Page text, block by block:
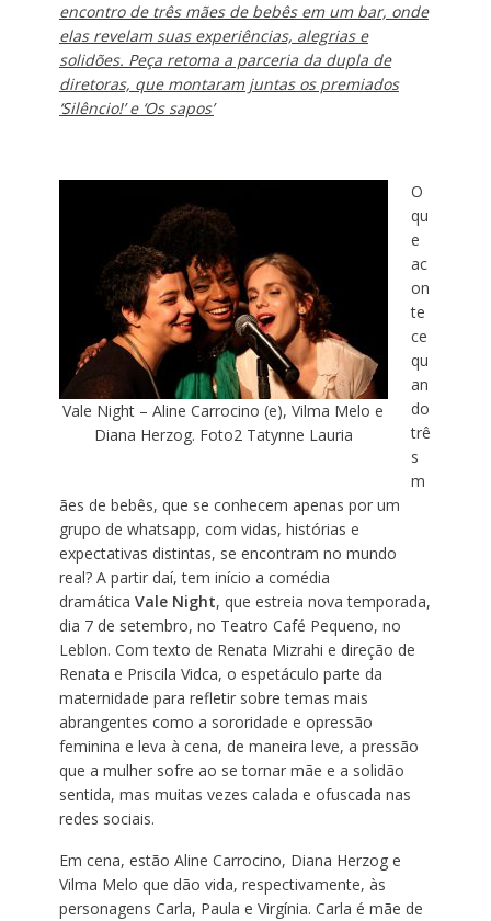
encontro de três mães de bebês em um bar, onde
elas revelam suas experiências, alegrias e
solidões. Peça retoma a parceria da dupla de
diretoras, que montaram juntas os premiados
‘Silêncio!’ e ‘Os sapos’
Vale Night – Aline Carrocino (e), Vilma Melo e
Diana Herzog. Foto2 Tatynne Lauria
O
qu
e
ac
on
te
ce
qu
an
do
trê
s
m
ães de bebês, que se conhecem apenas por um
grupo de whatsapp, com vidas, histórias e
expectativas distintas, se encontram no mundo
real? A partir daí, tem início a comédia
dramática Vale Night, que estreia nova temporada,
dia 7 de setembro, no Teatro Café Pequeno, no
Leblon. Com texto de Renata Mizrahi e direção de
Renata e Priscila Vidca, o espetáculo parte da
maternidade para refletir sobre temas mais
abrangentes como a sororidade e opressão
feminina e leva à cena, de maneira leve, a pressão
que a mulher sofre ao se tornar mãe e a solidão
sentida, mas muitas vezes calada e ofuscada nas
redes sociais.
Em cena, estão Aline Carrocino, Diana Herzog e
Vilma Melo que dão vida, respectivamente, às
personagens Carla, Paula e Virgínia. Carla é mãe de